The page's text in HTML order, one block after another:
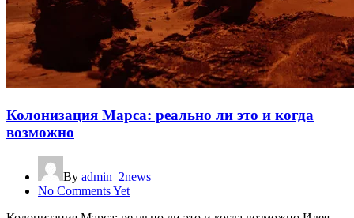
Колонизация Марса: реально ли это и когда
возможно
By admin_2news
No Comments Yet